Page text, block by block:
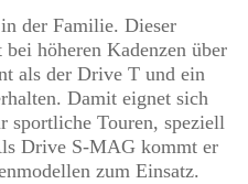
der Familie. Dieser
höheren Kadenzen über
als der Drive T und ein
Damit eignet sich
sportliche Touren, speziell
Drive S-MAG kommt er
zum Einsatz.